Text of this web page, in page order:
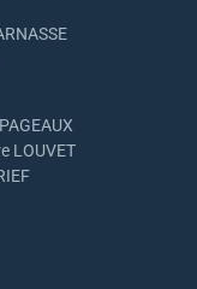
LOUVET